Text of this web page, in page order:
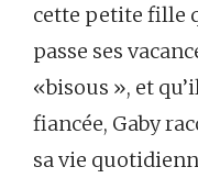
cette petite fille
passe ses
«bisous », et
fiancée, Gaby
sa vie